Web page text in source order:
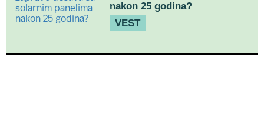
nakon 25 godina?
VEST